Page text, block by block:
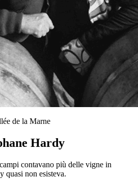
de la Marne
Hardy
contavano più delle vigne in
quasi non esisteva.